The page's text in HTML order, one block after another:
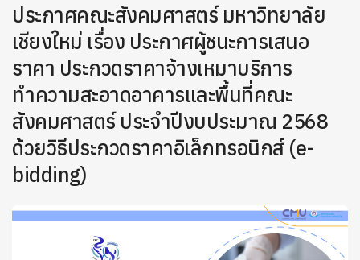
ประกาศคณะสังคมศาสตร์ มหาวิทยาลัย
เชียงใหม่ เรื่อง ประกาศผู้ชนะการเสนอ
ราคา ประกวดราคาจ้างเหมาบริการ
ทำความสะอาดอาคารและพื้นที่คณะ
สังคมศาสตร์ ประจำปีงบประมาณ 2568
ด้วยวิธีประกวดราคาอิเล็กทรอนิกส์ (e-
bidding)